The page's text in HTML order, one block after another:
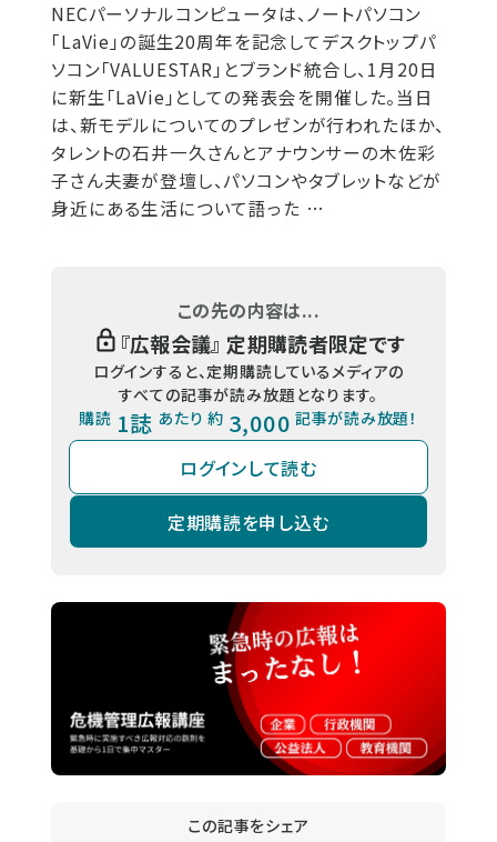
NECパーソナルコンピュータは、ノートパソコン
「LaVie」の誕生20周年を記念してデスクトップパ
ソコン「VALUESTAR」とブランド統合し、1月20日
に新生「LaVie」としての発表会を開催した。当日
は、新モデルについてのプレゼンが行われたほか、
タレントの石井一久さんとアナウンサーの木佐彩
子さん夫妻が登壇し、パソコンやタブレットなどが
身近にある生活について語った …
この先の内容は...
『広報会議』 定期購読者限定です
ログインすると、定期購読しているメディアの
すべての記事が読み放題となります。
購読 1誌 あたり 約 3,000 記事が読み放題！
ログインして読む
定期購読を申し込む
この記事をシェア